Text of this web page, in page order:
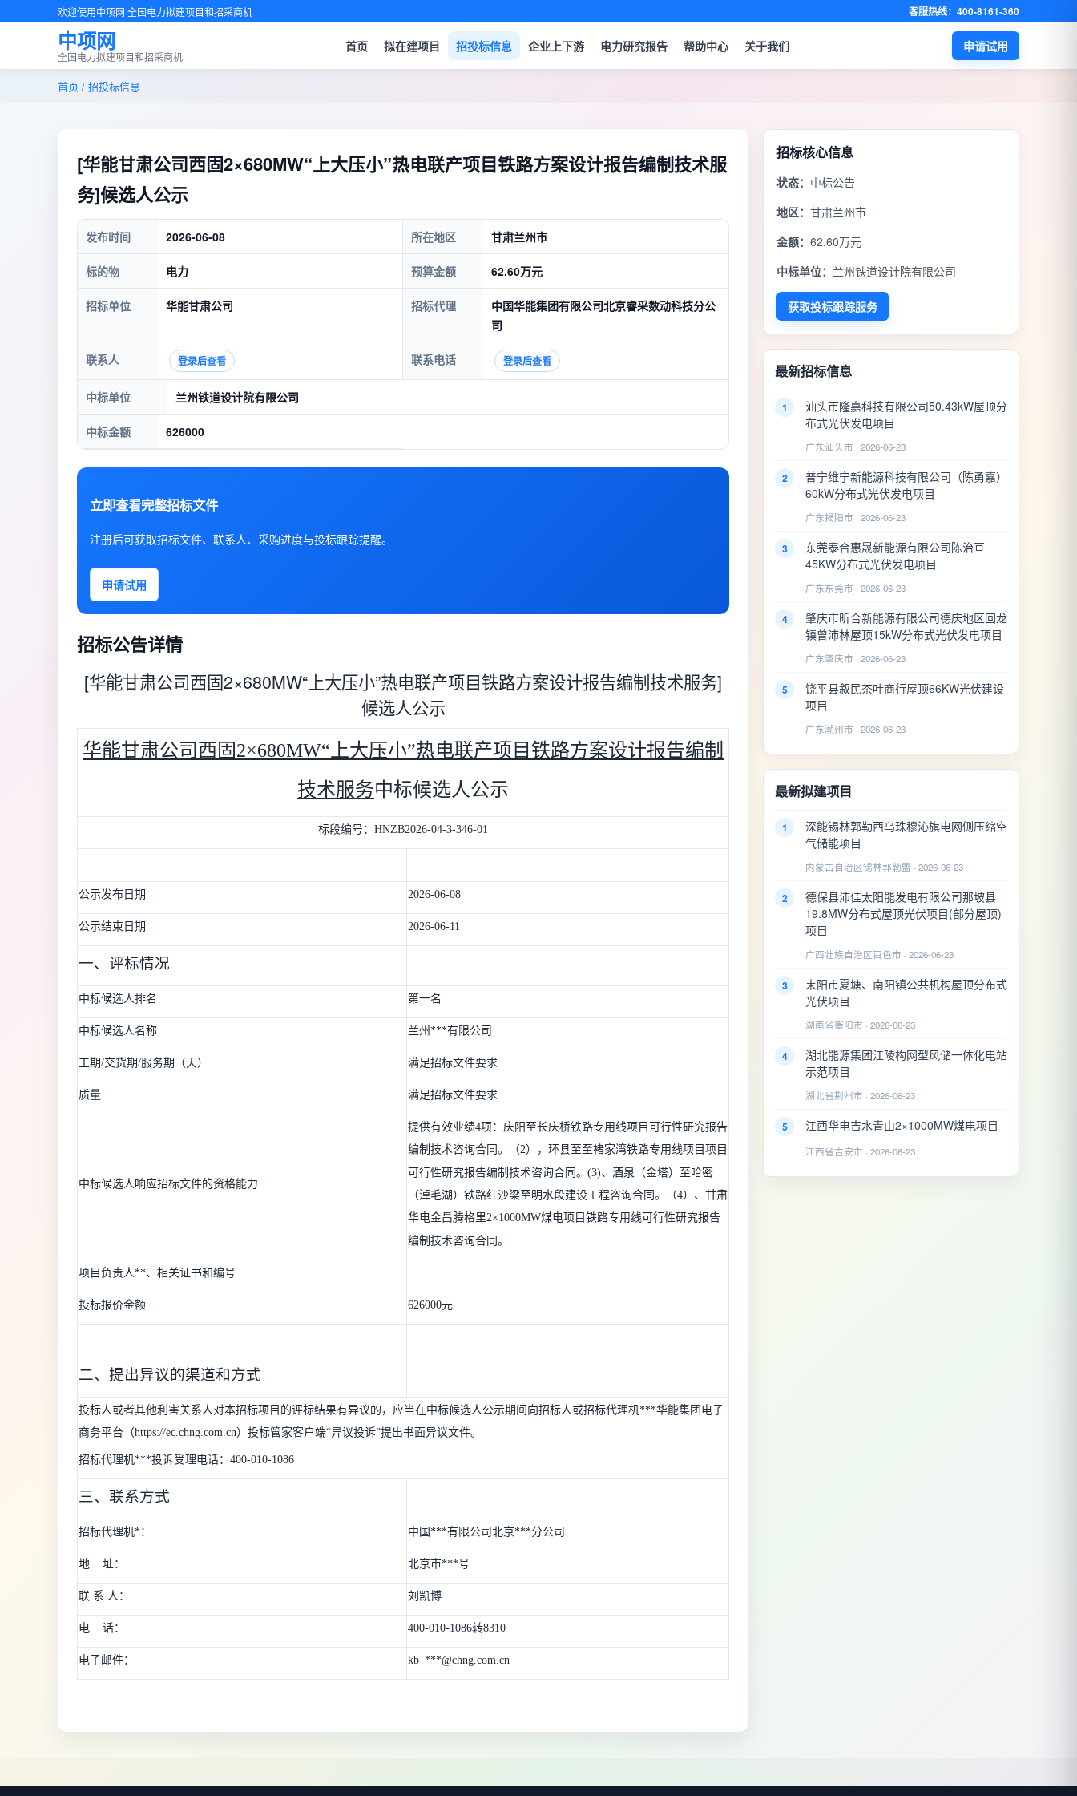
欢迎使用中项网·全国电力拟建项目和招采商机 客服热线：400-8161-360
中项网
全国电力拟建项目和招采商机
首页 拟在建项目 招投标信息 企业上下游 电力研究报告 帮助中心 关于我们 申请试用
首页 / 招投标信息
[华能甘肃公司西固2×680MW“上大压小”热电联产项目铁路方案设计报告编制技术服
务]候选人公示
发布时间 2026-06-08 所在地区 甘肃兰州市
标的物 电力 预算金额 62.60万元
招标单位 华能甘肃公司 招标代理
中国华能集团有限公司北京睿采数动科技分公
司
联系人 登录后查看 联系电话 登录后查看
中标单位 兰州铁道设计院有限公司
中标金额 626000
立即查看完整招标文件
注册后可获取招标文件、联系人、采购进度与投标跟踪提醒。
申请试用
招标公告详情
[华能甘肃公司西固2×680MW“上大压小”热电联产项目铁路方案设计报告编制技术服务]
候选人公示
华能甘肃公司西固2×680MW“上大压小”热电联产项目铁路方案设计报告编制
技术服务中标候选人公示
标段编号： HNZB2026-04-3-346-01
公示发布日期 2026-06-08
公示结束日期 2026-06-11
一、评标情况
中标候选人排名 第一名
中标候选人名称 兰州***有限公司
工期/交货期/服务期（天） 满足招标文件要求
质量 满足招标文件要求
中标候选人响应招标文件的资格能力
提供有效业绩4项：庆阳至长庆桥铁路专用线项目可行性研究报告
编制技术咨询合同。（2），环县至至褚家湾铁路专用线项目项目
可行性研究报告编制技术咨询合同。(3)、酒泉（金塔）至哈密
（淖毛湖）铁路红沙梁至明水段建设工程咨询合同。（4）、甘肃
华电金昌腾格里2×1000MW煤电项目铁路专用线可行性研究报告
编制技术咨询合同。
项目负责人**、相关证书和编号
投标报价金额 626000元
二、提出异议的渠道和方式
投标人或者其他利害关系人对本招标项目的评标结果有异议的，应当在中标候选人公示期间向招标人或招标代理机***华能集团电子
商务平台（https://ec.chng.com.cn）投标管家客户端“异议投诉”提出书面异议文件。
招标代理机***投诉受理电话：400-010-1086
三、联系方式
招标代理机*： 中国***有限公司北京***分公司
地 址： 北京市***号
联 系 人： 刘凯博
电 话： 400-010-1086转8310
电子邮件： kb_***@chng.com.cn
招标核心信息
状态： 中标公告
地区： 甘肃兰州市
金额： 62.60万元
中标单位： 兰州铁道设计院有限公司
获取投标跟踪服务
最新招标信息
1
汕头市隆嘉科技有限公司50.43kW屋顶分
布式光伏发电项目
广东汕头市 · 2026-06-23
2
普宁维宁新能源科技有限公司（陈勇嘉）
60kW分布式光伏发电项目
广东揭阳市 · 2026-06-23
3
东莞泰合惠晟新能源有限公司陈治亘
45KW分布式光伏发电项目
广东东莞市 · 2026-06-23
4
肇庆市昕合新能源有限公司德庆地区回龙
镇曾沛林屋顶15kW分布式光伏发电项目
广东肇庆市 · 2026-06-23
5
饶平县叙民茶叶商行屋顶66KW光伏建设
项目
广东潮州市 · 2026-06-23
最新拟建项目
1
深能锡林郭勒西乌珠穆沁旗电网侧压缩空
气储能项目
内蒙古自治区锡林郭勒盟 · 2026-06-23
2
德保县沛佳太阳能发电有限公司那坡县
19.8MW分布式屋顶光伏项目(部分屋顶)
项目
广西壮族自治区百色市 · 2026-06-23
3
耒阳市夏塘、南阳镇公共机构屋顶分布式
光伏项目
湖南省衡阳市 · 2026-06-23
4
湖北能源集团江陵构网型风储一体化电站
示范项目
湖北省荆州市 · 2026-06-23
5 江西华电吉水青山2×1000MW煤电项目
江西省吉安市 · 2026-06-23